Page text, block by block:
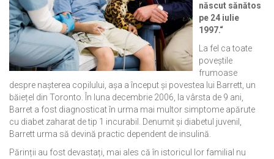
născut sănătos
pe 24 iulie
1997.“
La fel ca toate
poveștile
frumoase
despre nașterea copilului, așa a început și povestea lui Barrett, un
băiețel din Toronto. În luna decembrie 2006, la vârsta de 9 ani,
Barret a fost diagnosticat în urma mai multor simptome apărute
cu diabet zaharat de tip 1 incurabil. Denumit și diabetul juvenil,
Barrett urma să devină practic dependent de insulină.
Părinții au fost devastați, mai ales că în istoricul lor familial nu